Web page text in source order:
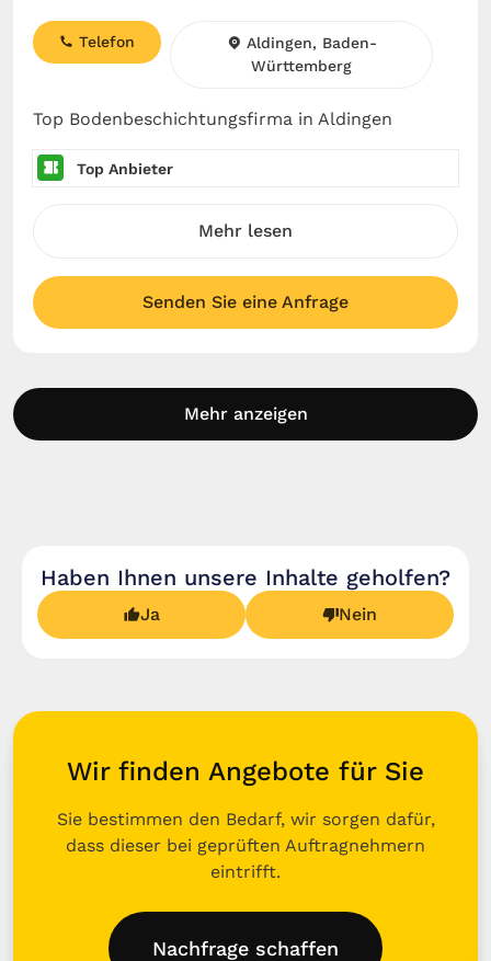
Top Bodenbeschichtungsfirma in Aldingen
Telefon
Aldingen, Baden-
Württemberg
Top Anbieter
Mehr lesen
Senden Sie eine Anfrage
Mehr anzeigen
Haben Ihnen unsere Inhalte geholfen?
Ja Nein
Wir finden Angebote für Sie
Sie bestimmen den Bedarf, wir sorgen dafür,
dass dieser bei geprüften Auftragnehmern
eintrifft.
Nachfrage schaffen